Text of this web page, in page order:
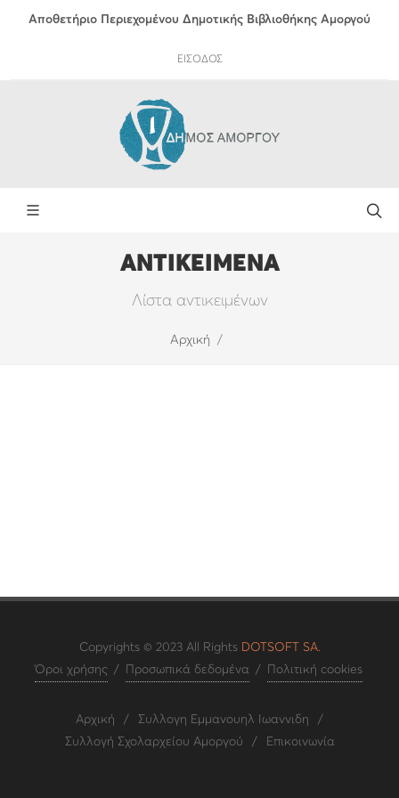
Αποθετήριο Περιεχομένου Δημοτικής Βιβλιοθήκης Αμοργού
ΕΙΣΟΔΟΣ
ΑΝΤΙΚΕΙΜΕΝΑ
Λίστα αντικειμένων
Αρχική
Copyrights © 2023 All Rights DOTSOFT SA.
Όροι χρήσης / Προσωπικά δεδομένα / Πολιτική cookies
Αρχική / Συλλογη Εμμανουηλ Ιωαννιδη
/
Συλλογή Σχολαρχείου Αμοργού
/ Επικοινωνία